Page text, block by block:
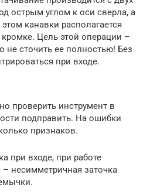
острым углом к оси сверла, а
канавки располагается
Цель этой операции –
не сточить ее полностью! Без
при входе.
проверить инструмент в
подправить. На ошибки
признаков.
при входе, при работе
несимметричная заточка